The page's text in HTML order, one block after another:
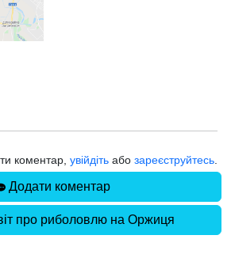
коментар, увійдіть або зареєструйтесь
Додати коментар
про риболовлю на Оржиця